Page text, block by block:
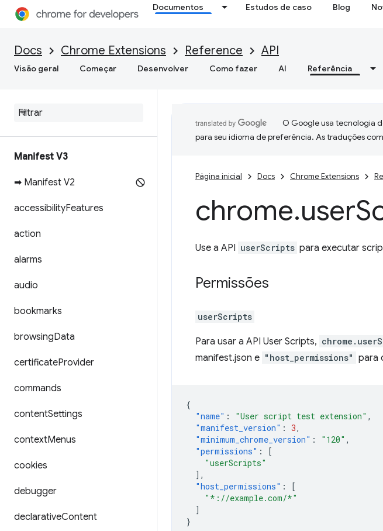
Documentos Estudos de caso Blog
Docs Chrome Extensions Reference API
Visão geral Começar Desenvolver Como fazer AI Referência
Manifest V3
➡ Manifest V2
accessibilityFeatures
action
alarms
audio
bookmarks
browsingData
certificateProvider
commands
contentSettings
contextMenus
cookies
debugger
declarativeContent
O Google usa tecnologia
para seu idioma de preferência. As traduções
Página inicial Docs Chrome Extensions
chrome.user
Use a API userScripts para executar
Permissões
userScripts
Para usar a API User Scripts,
manifest.json e "host_permissions" para
{
"name" : "User script test extension" ,
"manifest_version" : 3,
"minimum_chrome_version" : "120" ,
"permissions" :
[
"userScripts"
],
"host_permissions" :
[
"*://example.com/*"
]
}